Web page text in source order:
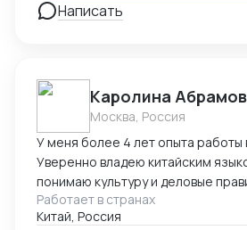
Написать
Каролина
Москва, Россия
У меня более 4 лет опыта
Уверенно владею китайским
понимаю культуру и деловые
опыт работы включает работу в
ВЭД, маркетинг, даже
Работает в странах
Китай, Россия